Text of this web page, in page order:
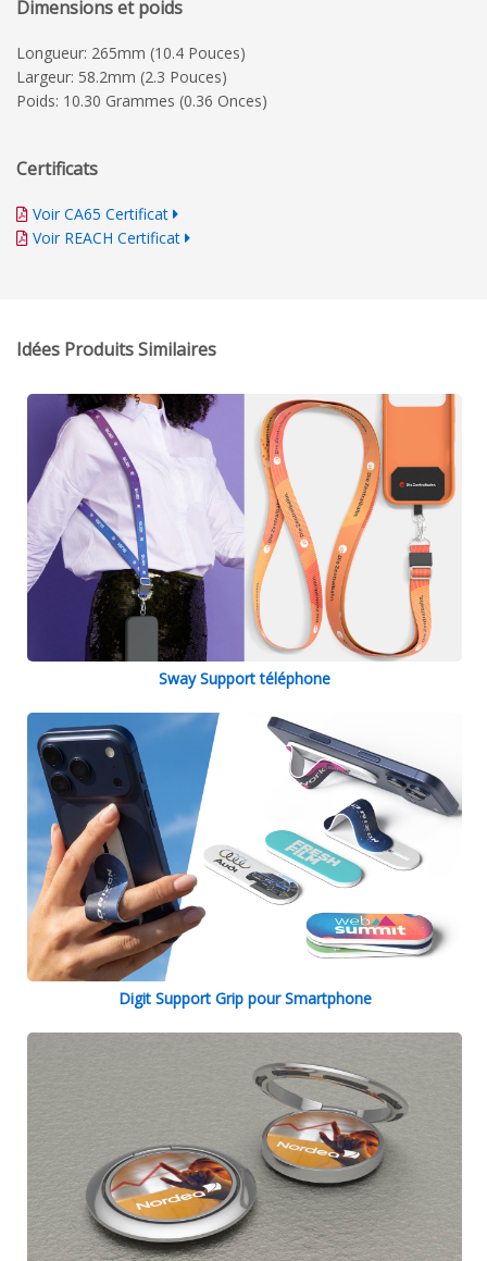
Dimensions et poids
Longueur: 265mm (10.4 Pouces)
Largeur: 58.2mm (2.3 Pouces)
Poids: 10.30 Grammes (0.36 Onces)
Certificats
Voir CA65 Certificat
Voir REACH Certificat
Idées Produits Similaires
Sway Support téléphone
Digit Support Grip pour Smartphone